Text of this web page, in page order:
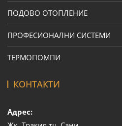
ПОДОВО ОТОПЛЕНИЕ
ПРОФЕСИОНАЛНИ СИСТЕМИ
ТЕРМОПОМПИ
КОНТАКТИ
Адрес: